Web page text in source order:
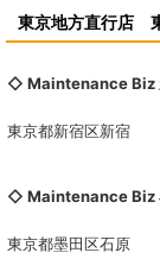
東京地方直行店
◇ Maintenance Biz
東京都新宿区新宿
◇ Maintenance Biz
東京都墨田区石原